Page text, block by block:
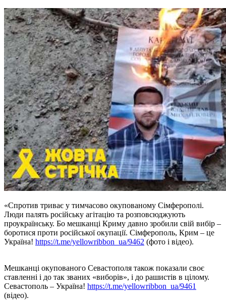
«Спротив триває у тимчасово окупованому Сімферополі.
Люди палять російську агітацію та розповсюджують
проукраїнську. Бо мешканці Криму давно зробили свій вибір –
боротися проти російської окупації. Сімферополь, Крим – це
Україна! https://t.me/yellowribbon_ua/9462 (фото і відео).
Мешканці окупованого Севастополя також показали своє
ставленні і до так званих «виборів», і до рашистів в цілому.
Севастополь – Україна! https://t.me/yellowribbon_ua/9461
(відео).